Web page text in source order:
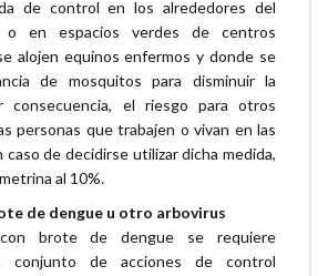
de control en los alrededores del
o en espacios verdes de centros
alojen equinos enfermos y donde se
de mosquitos para disminuir la
consecuencia, el riesgo para otros
personas que trabajen o vivan en las
caso de decidirse utilizar dicha medida,
al 10%.
de dengue u otro arbovirus
brote de dengue se requiere
conjunto de acciones de control